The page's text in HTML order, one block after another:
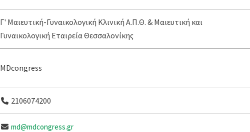
Γ' Μαιευτική-Γυναικολογική Κλινική Α.Π.Θ. & Μαιευτική και
Γυναικολογική Εταιρεία Θεσσαλονίκης
MDcongress
2106074200
md@mdcongress.gr